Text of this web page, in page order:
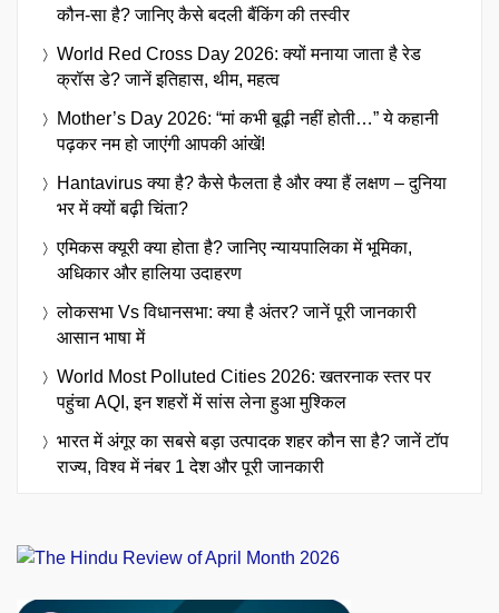
कौन-सा है? जानिए कैसे बदली बैंकिंग की तस्वीर
World Red Cross Day 2026: क्यों मनाया जाता है रेड
क्रॉस डे? जानें इतिहास, थीम, महत्व
Mother’s Day 2026: “मां कभी बूढ़ी नहीं होती…” ये कहानी
पढ़कर नम हो जाएंगी आपकी आंखें!
Hantavirus क्या है? कैसे फैलता है और क्या हैं लक्षण – दुनिया
भर में क्यों बढ़ी चिंता?
एमिकस क्यूरी क्या होता है? जानिए न्यायपालिका में भूमिका,
अधिकार और हालिया उदाहरण
लोकसभा Vs विधानसभा: क्या है अंतर? जानें पूरी जानकारी
आसान भाषा में
World Most Polluted Cities 2026: खतरनाक स्तर पर
पहुंचा AQI, इन शहरों में सांस लेना हुआ मुश्किल
भारत में अंगूर का सबसे बड़ा उत्पादक शहर कौन सा है? जानें टॉप
राज्य, विश्व में नंबर 1 देश और पूरी जानकारी